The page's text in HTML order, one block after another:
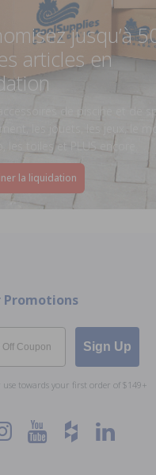
jusqu’à
articles en
accessoires de piscine et de
les jouets, les jeux, le
les toiles et PLUS encore.
la liquidation
Promotions
Sign Up
use towards your first order of $149+